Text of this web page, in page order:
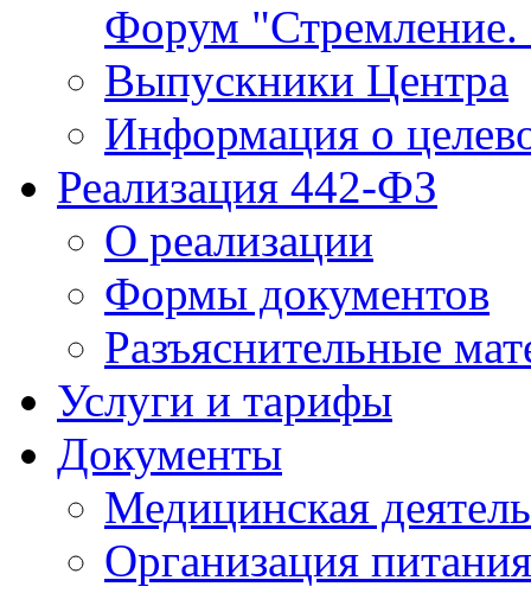
Форум "Стремление.
Выпускники Центра
Информация о
Реализация 442-ФЗ
О реализации
Формы документов
Разъяснительные
Услуги и тарифы
Документы
Медицинская
Организация питания